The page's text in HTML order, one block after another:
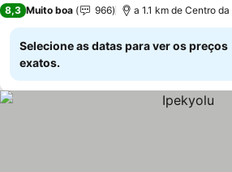
8,3 Muito boa 966 a 1.1 km de Centro
Selecione as datas para ver os preços
exatos.